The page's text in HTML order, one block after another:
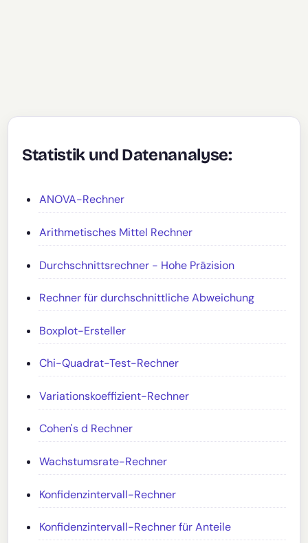
Statistik und Datenanalyse:
ANOVA-Rechner
Arithmetisches Mittel Rechner
Durchschnittsrechner - Hohe Präzision
Rechner für durchschnittliche Abweichung
Boxplot-Ersteller
Chi-Quadrat-Test-Rechner
Variationskoeffizient-Rechner
Cohen's d Rechner
Wachstumsrate-Rechner
Konfidenzintervall-Rechner
Konfidenzintervall-Rechner für Anteile